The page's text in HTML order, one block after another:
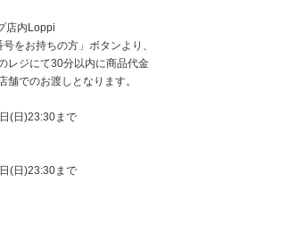
店内Loppi
をお持ちの方」ボタンより、
レジにて30分以内に商品代金
でのお渡しとなります。
(日)23:30まで
(日)23:30まで